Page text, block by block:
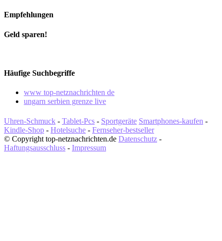
Empfehlungen
Geld sparen!
Häufige Suchbegriffe
www top-netznachrichten de
ungarn serbien grenze live
Uhren-Schmuck - Tablet-Pcs - Sportgeräte Smartphones-kaufen -
Kindle-Shop - Hotelsuche - Fernseher-bestseller
© Copyright top-netznachrichten.de Datenschutz -
Haftungsausschluss - Impressum